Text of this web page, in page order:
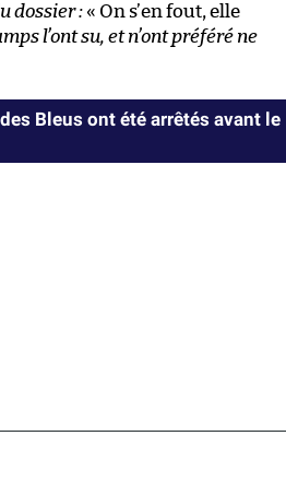
dossier : « On s’en fout, elle
l’ont su, et n’ont préféré ne
Bleus ont été arrêtés avant le